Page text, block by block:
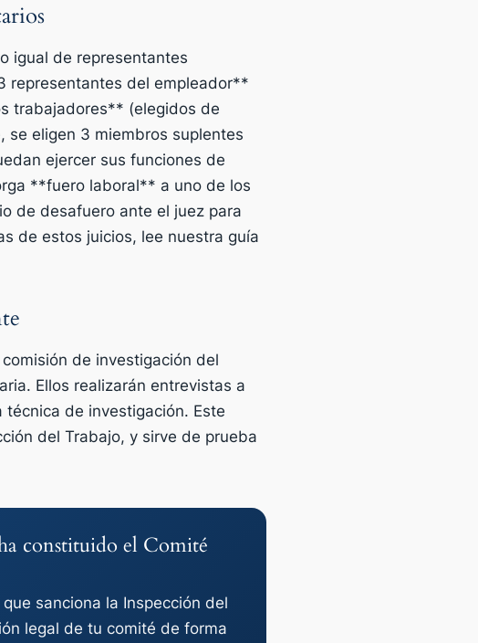
igual de representantes
representantes del empleador**
trabajadores** (elegidos de
se eligen 3 miembros suplentes
ejercer sus funciones de
**fuero laboral** a uno de los
de desafuero ante el juez para
de estos juicios, lee nuestra guía
de investigación del
Ellos realizarán entrevistas a
de investigación. Este
del Trabajo, y sirve de prueba
constituido el Comité
sanciona la Inspección del
legal de tu comité de forma